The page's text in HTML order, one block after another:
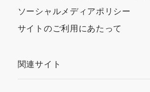
ソーシャルメディアポリシー
サイトのご利用にあたって
関連サイト